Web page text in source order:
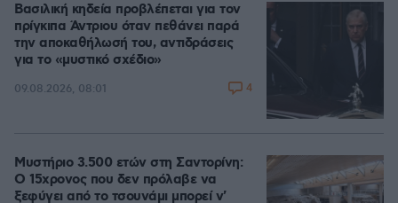
Βασιλική κηδεία προβλέπεται για τον
πρίγκιπα Άντριου όταν πεθάνει παρά
την αποκαθήλωσή του, αντιδράσεις
για το «μυστικό σχέδιο»
09.08.2026, 08:01 4
Μυστήριο 3.500 ετών στη Σαντορίνη:
Ο 15χρονος που δεν πρόλαβε να
ξεφύγει από το τσουνάμι μπορεί ν'